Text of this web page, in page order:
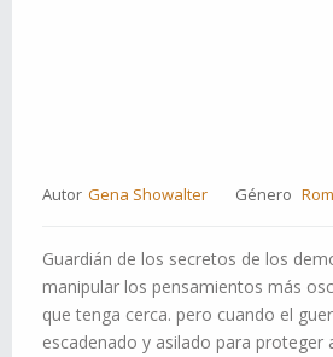
Autor Gena Showalter Género
Guardián de los secretos de los
manipular los pensamientos más
que tenga cerca. pero cuando el
escadenado y asilado para proteger